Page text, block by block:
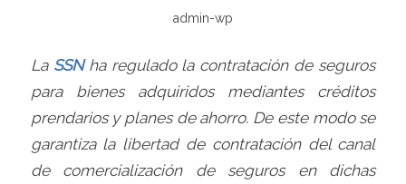
admin-wp
La SSNha regulado la contratación de seguros
para bienes adquiridos mediantes créditos
prendarios y planes de ahorro. De este modo se
garantiza la libertad de contratación del canal
de comercialización de seguros en dichas